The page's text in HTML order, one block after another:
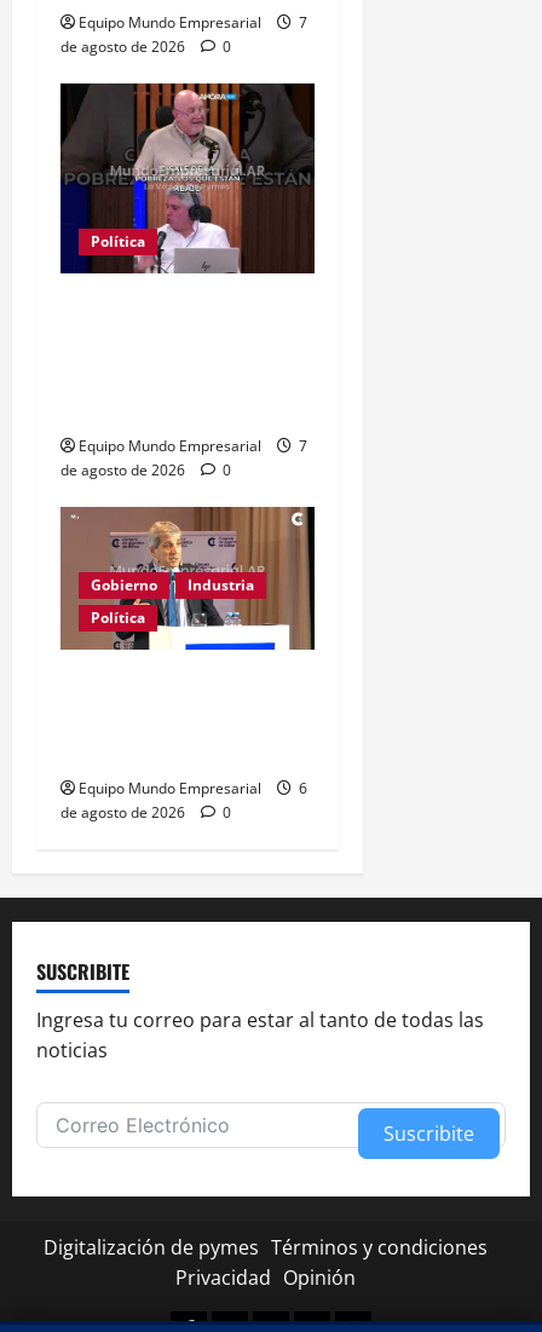
Equipo Mundo Empresarial
7
de agosto de 2026
0
Política
Equipo Mundo Empresarial
7
de agosto de 2026
0
Gobierno
Industria
Política
Equipo Mundo Empresarial
6
de agosto de 2026
0
SUSCRIBITE
Ingresa tu correo para estar al tanto de todas las
noticias
Suscribite
Digitalización de pymes Términos y condiciones
Privacidad Opinión
Facebook
TwitterLinkedinYoutubeInstagram